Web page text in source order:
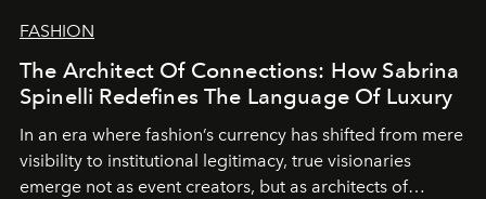
FASHION
The Architect Of Connections: How Sabrina
Spinelli Redefines The Language Of Luxury
In an era where fashion’s currency has shifted from mere
visibility to institutional legitimacy, true visionaries
emerge not as event creators, but as architects of